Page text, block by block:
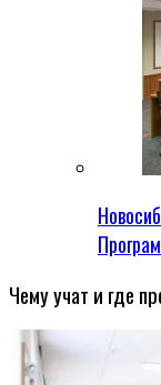
Чему учат и где